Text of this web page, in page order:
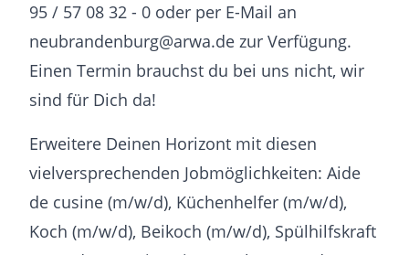
95 / 57 08 32 - 0 oder per E-Mail an
neubrandenburg@arwa.de zur Verfügung.
Einen Termin brauchst du bei uns nicht, wir
sind für Dich da!
Erweitere Deinen Horizont mit diesen
vielversprechenden Jobmöglichkeiten: Aide
de cusine (m/w/d), Küchenhelfer (m/w/d),
Koch (m/w/d), Beikoch (m/w/d), Spülhilfskraft